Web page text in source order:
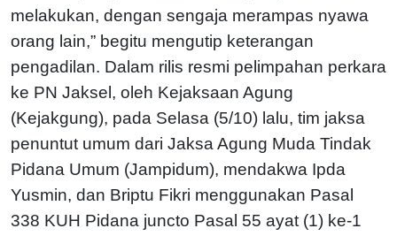
melakukan, dengan sengaja merampas nyawa
orang lain,” begitu mengutip keterangan
pengadilan. Dalam rilis resmi pelimpahan perkara
ke PN Jaksel, oleh Kejaksaan Agung
(Kejakgung), pada Selasa (5/10) lalu, tim jaksa
penuntut umum dari Jaksa Agung Muda Tindak
Pidana Umum (Jampidum), mendakwa Ipda
Yusmin, dan Briptu Fikri menggunakan Pasal
338 KUH Pidana juncto Pasal 55 ayat (1) ke-1